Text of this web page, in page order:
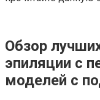
Обзор
эпиляции с
моделей с